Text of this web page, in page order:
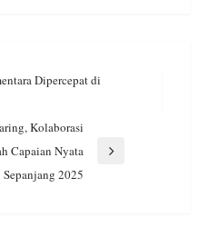
Dipercepat di
Kolaborasi
Capaian Nyata
Sepanjang 2025